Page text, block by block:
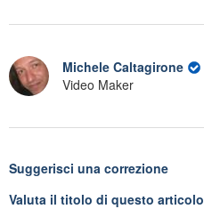
Michele Caltagirone
Video Maker
Suggerisci una correzione
Valuta il titolo di questo articolo